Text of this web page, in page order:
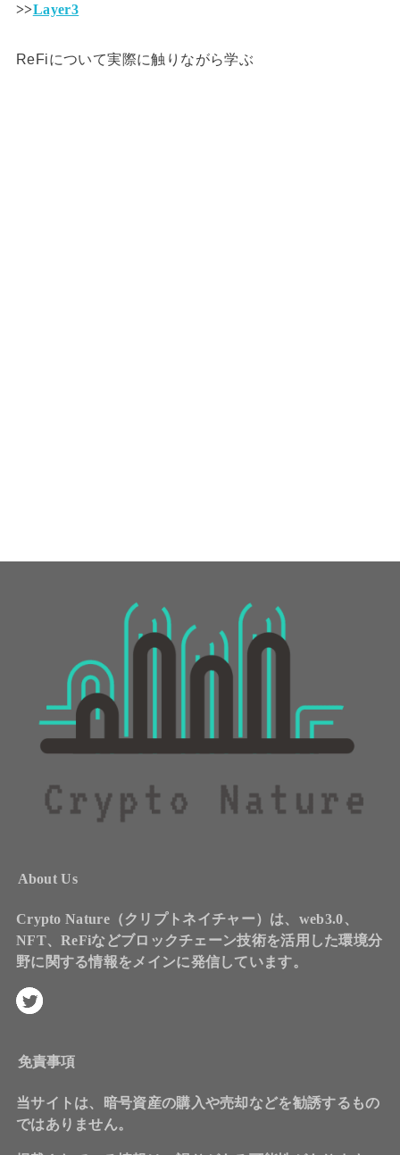
>>Layer3
ReFiについて実際に触りながら学ぶ
About Us
Crypto Nature（クリプトネイチャー）は、web3.0、
NFT、ReFiなどブロックチェーン技術を活用した環境分
野に関する情報をメインに発信しています。
免責事項
当サイトは、暗号資産の購入や売却などを勧誘するもの
ではありません。